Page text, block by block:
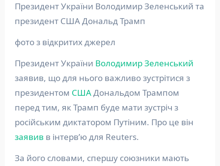
Президент України Володимир Зеленський та
президент США Дональд Трамп
фото з відкритих джерел
Президент України Володимир Зеленський
заявив, що для нього важливо зустрітися з
президентом СШАДональдом Трампом
перед тим, як Трамп буде мати зустріч з
російським диктатором Путіним. Про це він
заявив в інтерв’ю для Reuters.
За його словами, спершу союзники мають